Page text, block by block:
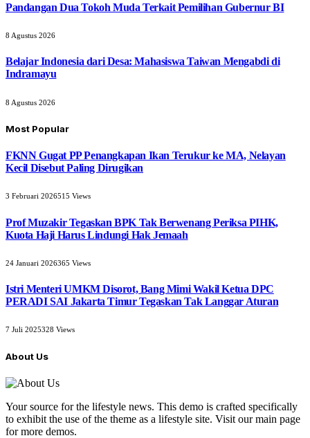
Pandangan Dua Tokoh Muda Terkait Pemilihan Gubernur BI
8 Agustus 2026
Belajar Indonesia dari Desa: Mahasiswa Taiwan Mengabdi di
Indramayu
8 Agustus 2026
Most Popular
FKNN Gugat PP Penangkapan Ikan Terukur ke MA, Nelayan
Kecil Disebut Paling Dirugikan
3 Februari 2026515 Views
Prof Muzakir Tegaskan BPK Tak Berwenang Periksa PIHK,
Kuota Haji Harus Lindungi Hak Jemaah
24 Januari 2026365 Views
Istri Menteri UMKM Disorot, Bang Mimi Wakil Ketua DPC
PERADI SAI Jakarta Timur Tegaskan Tak Langgar Aturan
7 Juli 2025328 Views
About Us
Your source for the lifestyle news. This demo is crafted specifically
to exhibit the use of the theme as a lifestyle site. Visit our main page
for more demos.